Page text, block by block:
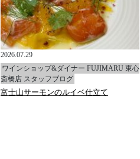
2026.07.29
ワインショップ&ダイナー FUJIMARU 東心
斎橋店 スタッフブログ
富士山サーモンのルイベ仕立て